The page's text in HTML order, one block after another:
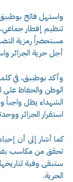
واستهل فاتح بوطبيق
تنظيم إفطار
مستحضراً رمزية
أجل حرية الجزائر
وأكد بوطبيق، في
الوطن والحفاظ على
الشهداء يظل
استقرار الجزائر
كما أشار إلى أن
تحقق من مكاسب بفضل
ستبقى وفية
الحرية.